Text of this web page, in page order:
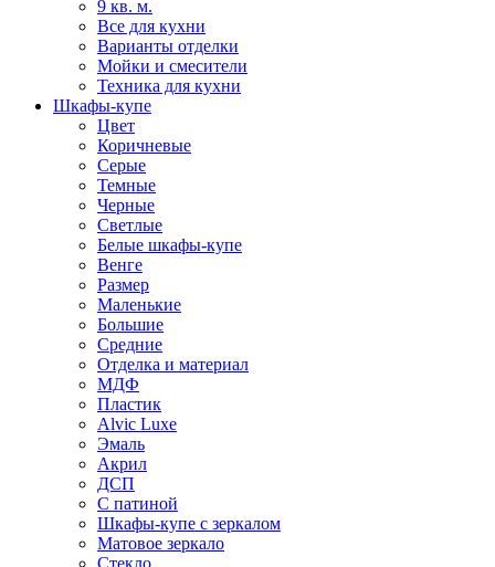
9 кв. м.
Все для кухни
Варианты отделки
Мойки и смесители
Техника для кухни
Шкафы-купе
Цвет
Коричневые
Серые
Темные
Черные
Светлые
Белые шкафы-купе
Венге
Размер
Маленькие
Большие
Средние
Отделка и материал
МДФ
Пластик
Alvic Luxe
Эмаль
Акрил
ДСП
С патиной
Шкафы-купе с зеркалом
Матовое зеркало
Стекло